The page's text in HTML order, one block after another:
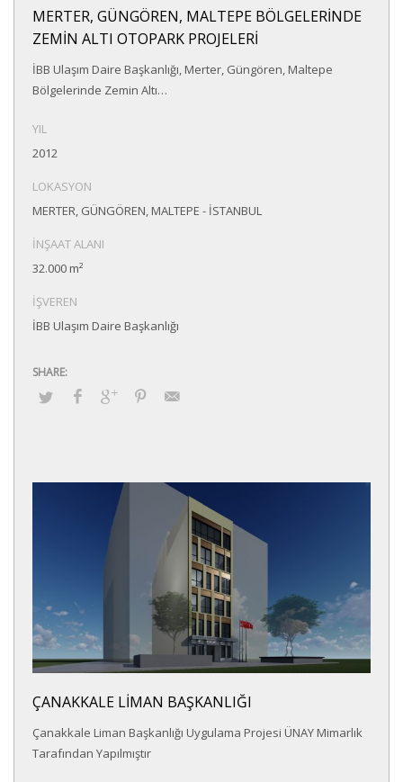
MERTER, GÜNGÖREN, MALTEPE BÖLGELERİNDE
ZEMİN ALTI OTOPARK PROJELERİ
İBB Ulaşım Daire Başkanlığı, Merter, Güngören, Maltepe
Bölgelerinde Zemin Altı…
YIL
2012
LOKASYON
MERTER, GÜNGÖREN, MALTEPE - İSTANBUL
İNŞAAT ALANI
32.000 m²
İŞVEREN
İBB Ulaşım Daire Başkanlığı
ÇANAKKALE LİMAN BAŞKANLIĞI
Çanakkale Liman Başkanlığı Uygulama Projesi ÜNAY Mimarlık
Tarafından Yapılmıştır